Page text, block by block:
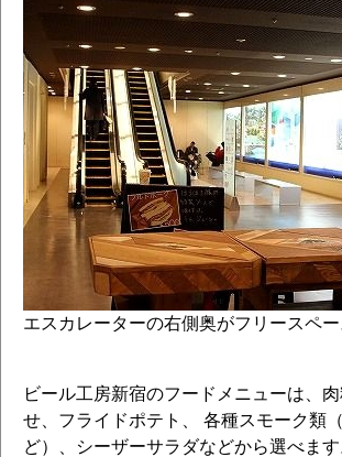
エスカレーターの右側奥がフリースペ
ビール工房新宿のフードメニューは、
せ、フライドポテト、 各種スモーク類
ど）、シーザーサラダなどから選べます